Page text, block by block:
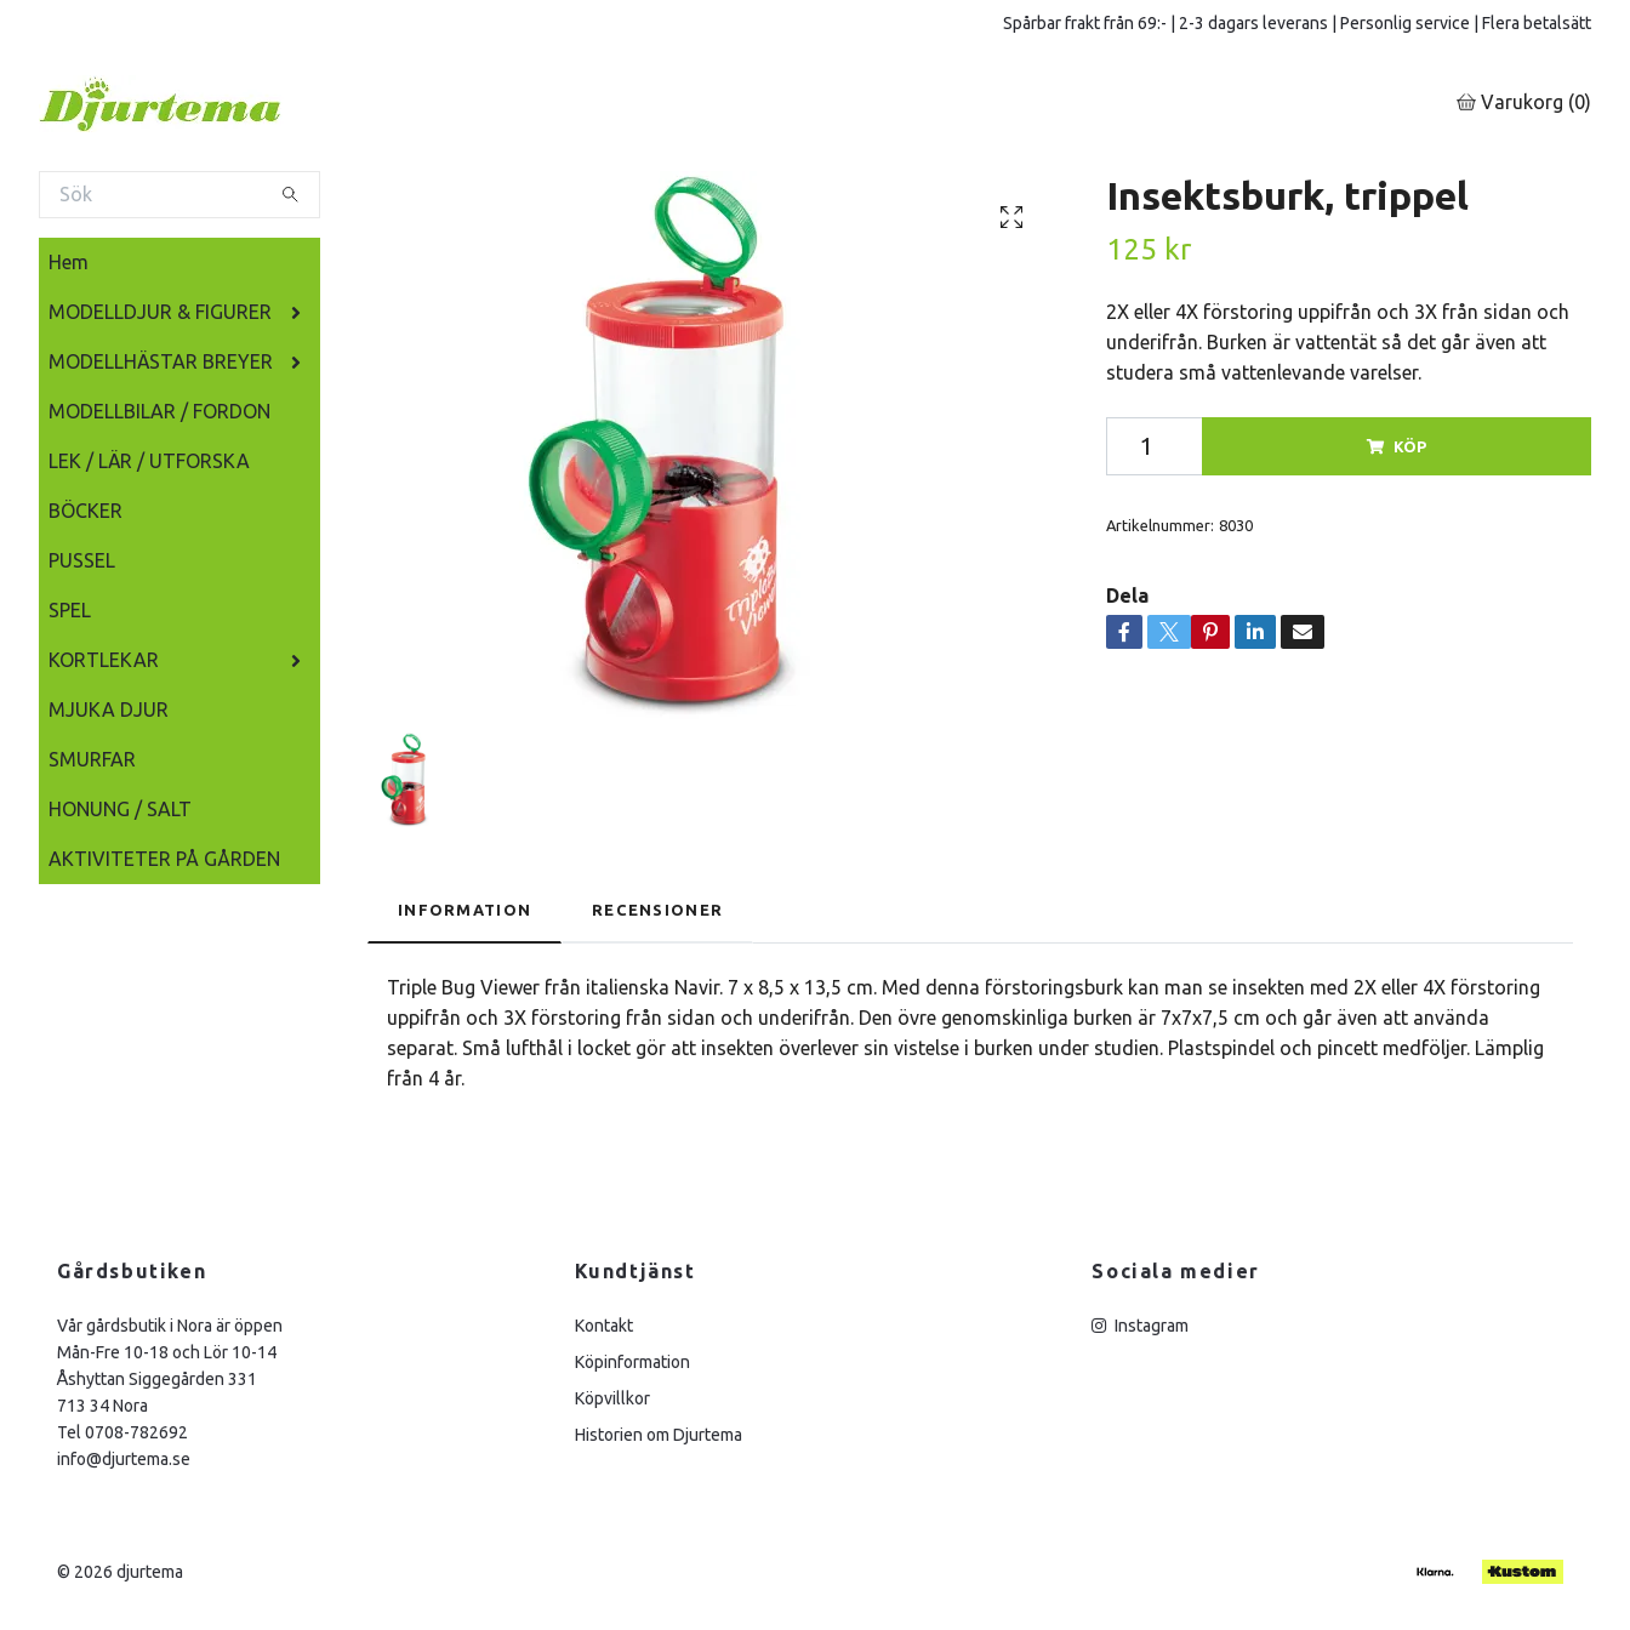
Spårbar frakt från 69:- | 2-3 dagars leverans | Personlig service | Flera betalsätt
Varukorg (0)
Hem
MODELLDJUR & FIGURER
MODELLHÄSTAR BREYER
MODELLBILAR / FORDON
LEK / LÄR / UTFORSKA
BÖCKER
PUSSEL
SPEL
KORTLEKAR
MJUKA DJUR
SMURFAR
HONUNG / SALT
AKTIVITETER PÅ GÅRDEN
Insektsburk, trippel
125 kr
2X eller 4X förstoring uppifrån och 3X från sidan och
underifrån. Burken är vattentät så det går även att
studera små vattenlevande varelser.
KÖP
Artikelnummer: 8030
Dela
INFORMATION RECENSIONER
Triple Bug Viewer från italienska Navir. 7 x 8,5 x 13,5 cm. Med denna förstoringsburk kan man se insekten med 2X eller 4X förstoring
uppifrån och 3X förstoring från sidan och underifrån. Den övre genomskinliga burken är 7x7x7,5 cm och går även att använda
separat. Små lufthål i locket gör att insekten överlever sin vistelse i burken under studien. Plastspindel och pincett medföljer. Lämplig
från 4 år.
Gårdsbutiken
Vår gårdsbutik i Nora är öppen
Mån-Fre 10-18 och Lör 10-14
Åshyttan Siggegården 331
713 34 Nora
Tel 0708-782692
info@djurtema.se
Kundtjänst
Kontakt
Köpinformation
Köpvillkor
Historien om Djurtema
Sociala medier
Instagram
© 2026 djurtema